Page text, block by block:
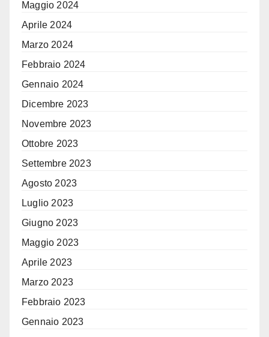
Maggio 2024
Aprile 2024
Marzo 2024
Febbraio 2024
Gennaio 2024
Dicembre 2023
Novembre 2023
Ottobre 2023
Settembre 2023
Agosto 2023
Luglio 2023
Giugno 2023
Maggio 2023
Aprile 2023
Marzo 2023
Febbraio 2023
Gennaio 2023